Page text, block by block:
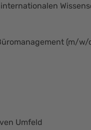
(m/w/
Umfeld